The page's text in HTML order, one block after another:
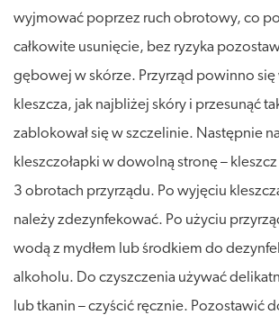
wyjmować poprzez ruch obrotowy, co
całkowite usunięcie, bez ryzyka
gębowej w skórze. Przyrząd powinno się
kleszcza, jak najbliżej skóry i przesunąć
zablokował się w szczelinie. Następnie
kleszczołapki w dowolną stronę –
3 obrotach przyrządu. Po wyjęciu
należy zdezynfekować. Po użyciu
wodą z mydłem lub środkiem do
alkoholu. Do czyszczenia używać
lub tkanin – czyścić ręcznie. Pozostawić